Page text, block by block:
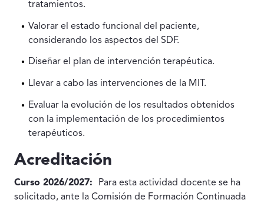
tratamientos.
Valorar el estado funcional del paciente,
considerando los aspectos del SDF.
Diseñar el plan de intervención terapéutica.
Llevar a cabo las intervenciones de la MIT.
Evaluar la evolución de los resultados obtenidos
con la implementación de los procedimientos
terapéuticos.
Acreditación
Curso 2026/2027:
Para esta actividad docente se ha
solicitado, ante la Comisión de Formación Continuada